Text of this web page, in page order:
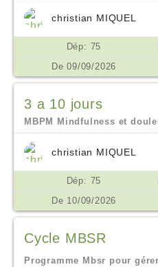
christian MIQUEL
Dép: 75
De 09/09/2026
3 a 10 jours
MBPM Mindfulness et
christian MIQUEL
Dép: 75
De 10/09/2026
Cycle MBSR
Programme Mbsr pour